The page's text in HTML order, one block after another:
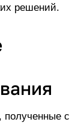
решений.
полученные с